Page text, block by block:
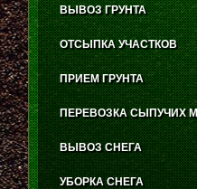
ВЫВОЗ ГРУНТА
ОТСЫПКА УЧАСТКОВ
ПРИЕМ ГРУНТА
ПЕРЕВОЗКА СЫПУЧИХ
ВЫВОЗ СНЕГА
УБОРКА СНЕГА